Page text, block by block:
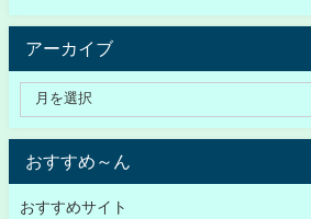
アーカイブ
おすすめ～ん
おすすめサイト